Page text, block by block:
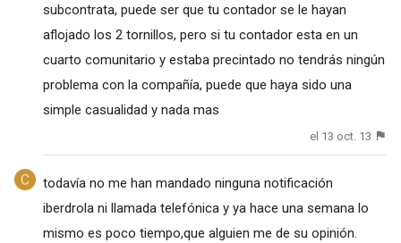
subcontrata, puede ser que tu contador se le hayan
aflojado los 2 tornillos, pero si tu contador esta en un
cuarto comunitario y estaba precintado no tendrás ningún
problema con la compañía, puede que haya sido una
simple casualidad y nada mas
el 13 oct. 13
todavía no me han mandado ninguna notificación
iberdrola ni llamada telefónica y ya hace una semana lo
mismo es poco tiempo,que alguien me de su opinión.